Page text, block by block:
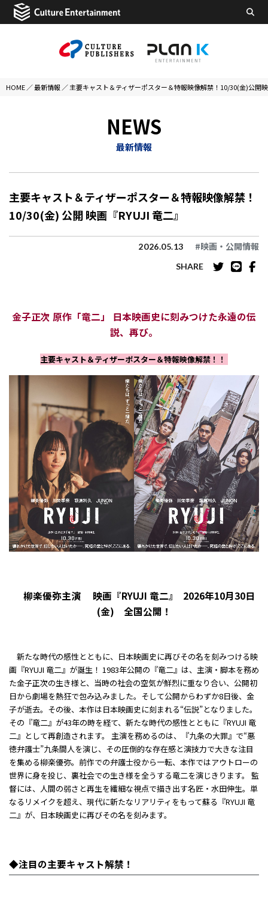
HOME ／最新情報 ／主要キャスト＆ティザーポスター＆特報映像解禁！10/30(金)公開
NEWS
最新情報
主要キャスト＆ティザーポスター＆特報映像解禁！
10/30(金) 公開 映画『RYUJI 竜二』
2026.05.13 #映画・公開情報
SHARE
金子正次 原作「竜二」 日本映画史に刻みつけた永遠の伝
説、再び。
主要キャスト＆ティザーポスター＆特報映像解禁！！
柳楽優弥主演 映画『RYUJI 竜二』 2026年10月30日
(金) 全国公開！
新たな時代の感性とともに、日本映画史に再びその名を刻みつける映
画『RYUJI 竜二』が誕生！ 1983年公開の『竜二』は、主演・脚本を務め
た金子正次の生き様と、当時の社会の空気が鮮烈に重なり合い、公開初
日から劇場を熱狂で包み込みました。そして公開からわずか8日後、金
子が逝去――。その後、本作は日本映画史に刻まれる“伝説”となりました。
その『竜二』が43年の時を経て、新たな時代の感性とともに『RYUJI 竜
二』として再創造されます。 主演を務めるのは、『九条の大罪』で“悪
徳弁護士”九条間人を演じ、その圧倒的な存在感と演技力で大きな注目
を集める柳楽優弥。前作での弁護士役から一転、本作ではアウトローの
世界に身を投じ、裏社会での生き様を全うする竜二を演じきります。 監
督には、人間の弱さと再生を繊細な視点で描き出す名匠・水田伸生。単
なるリメイクを超え、現代に新たなリアリティをもって蘇る『RYUJI 竜
二』が、日本映画史に再びその名を刻みます。
◆注目の主要キャスト解禁！